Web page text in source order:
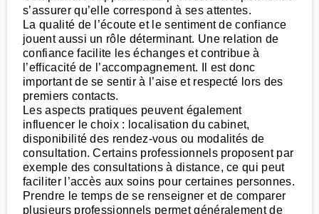
s’assurer qu’elle correspond à ses attentes.
La qualité de l’écoute et le sentiment de confiance
jouent aussi un rôle déterminant. Une relation de
confiance facilite les échanges et contribue à
l’efficacité de l’accompagnement. Il est donc
important de se sentir à l’aise et respecté lors des
premiers contacts.
Les aspects pratiques peuvent également
influencer le choix : localisation du cabinet,
disponibilité des rendez-vous ou modalités de
consultation. Certains professionnels proposent par
exemple des consultations à distance, ce qui peut
faciliter l’accès aux soins pour certaines personnes.
Prendre le temps de se renseigner et de comparer
plusieurs professionnels permet généralement de